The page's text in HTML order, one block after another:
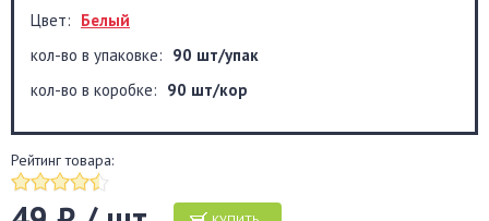
Цвет: Белый
кол-во в упаковке: 90 шт/упак
кол-во в коробке: 90 шт/кор
Рейтинг товара: